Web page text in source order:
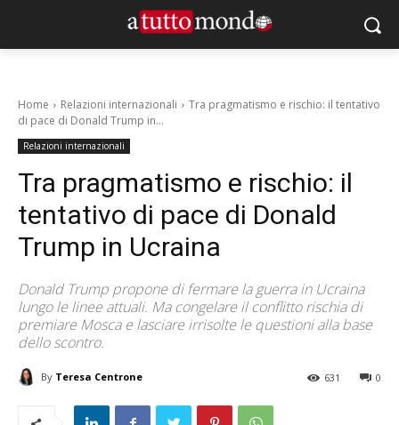
Home Relazioni internazionali
Tra pragmatismo e rischio: il tentativo
di pace di Donald Trump in...
Relazioni internazionali
Tra pragmatismo e rischio: il
tentativo di pace di Donald
Trump in Ucraina
Donald Trump propone di fermare la guerra in Ucraina
lungo le linee attuali. Ma congelare il conflitto rischia di
premiare Mosca e lasciare irrisolte le questioni alla base
dello scontro.
By Teresa Centrone 0
631